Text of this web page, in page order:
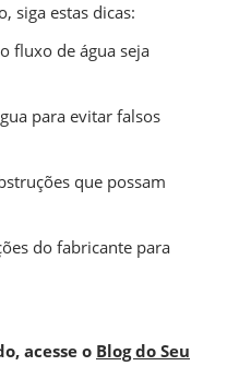
siga estas dicas:
fluxo de água seja
para evitar falsos
que possam
do fabricante para
acesse o Blog do Seu